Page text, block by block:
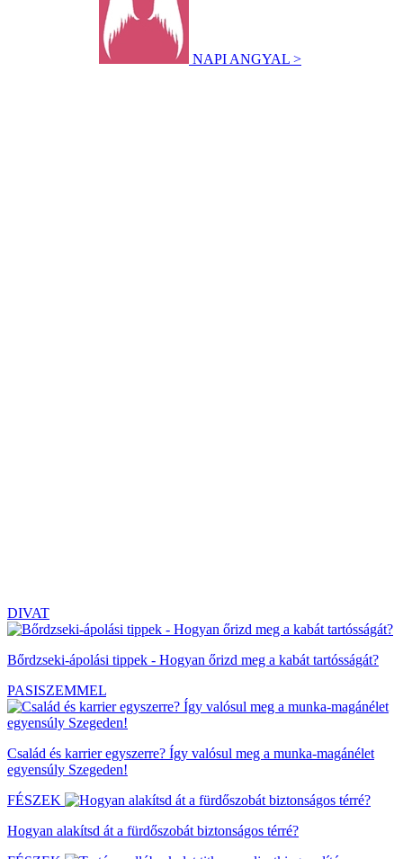
NAPI ANGYAL >
DIVAT
Bőrdzseki-ápolási tippek - Hogyan őrizd meg a kabát tartósságát?
PASISZEMMEL
Család és karrier egyszerre? Így valósul meg a munka-magánélet
egyensúly Szegeden!
FÉSZEK
Hogyan alakítsd át a fürdőszobát biztonságos térré?